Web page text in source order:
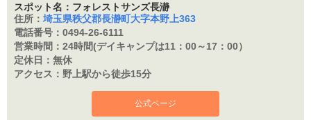
スポット名：フォレストサンズ長瀞
住所： 埼玉県秩父郡長瀞町大字本野上363
電話番号： 0494-26-6111
営業時間： 24時間(デイキャンプは11：00～17：00）
定休日： 無休
アクセス： 野上駅から徒歩15分
公式ページ